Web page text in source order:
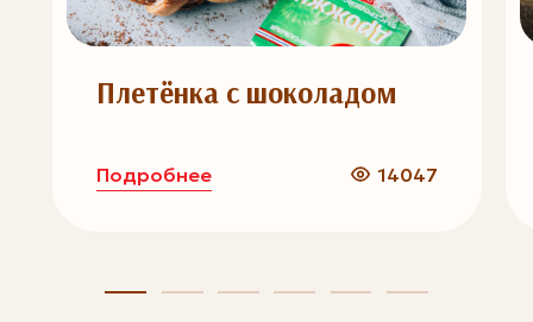
Плетёнка с шоколадом
Подробнее 14047